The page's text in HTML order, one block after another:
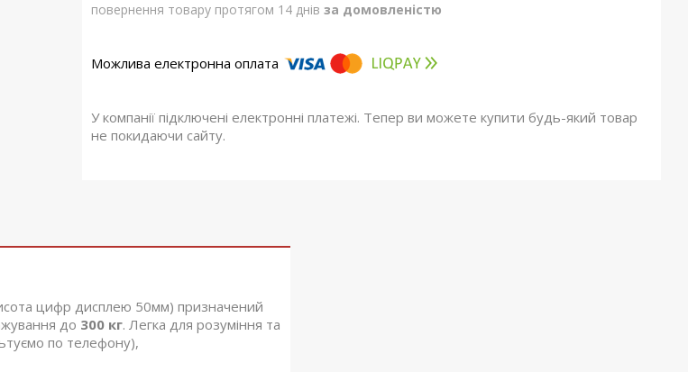
повернення товару протягом 14 днів за домовленістю
У компанії підключені електронні платежі. Тепер ви можете купити будь-який товар
не покидаючи сайту.
цифр дисплею 50мм) призначений
до 300 кг. Легка для розуміння та
по телефону),